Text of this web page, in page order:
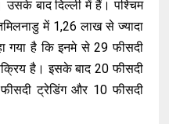
उसके बाद दिल्ली में हैं। पश्चिम
में 1,26 लाख से ज्यादा
गया है कि इनमे से 29 फीसदी
है। इसके बाद 20 फीसदी
ट्रेडिंग और 10 फीसदी